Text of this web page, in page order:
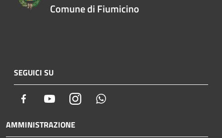
Comune di Fiumicino
SEGUICI SU
Facebook YoutubeInstagram
AMMINISTRAZIONE